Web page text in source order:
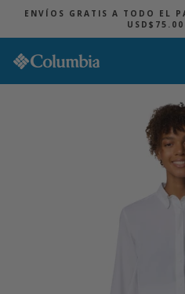
al
contenido
ENVÍOS GRATIS A TODO EL